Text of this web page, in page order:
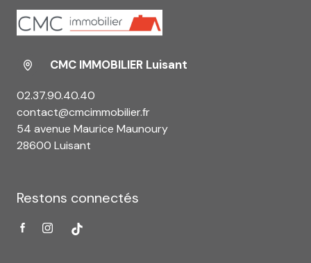
CMC IMMOBILIER Luisant
02.37.90.40.40
contact@cmcimmobilier.fr
54 avenue Maurice Maunoury
28600 Luisant
Restons connectés